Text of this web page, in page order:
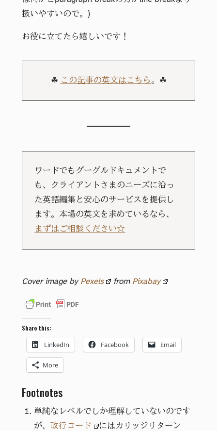
扱いやすいので。)
お役に立てたら嬉しいです！
☘ この記事の英文はこちら 。☘
ワードでもグーグルドキュメントで
も、クライアントさまのニーズに沿っ
た英語編集と安心のサービスを提供し
ます。本場の英文を求めているなら、
まずはご相談ください☆
Cover image by Pexels from Pixabay
Share this:
LinkedIn Facebook Email
More
Footnotes
単純なレベルでしか理解していないのです
が、 改行コード
にはカリッジリターン